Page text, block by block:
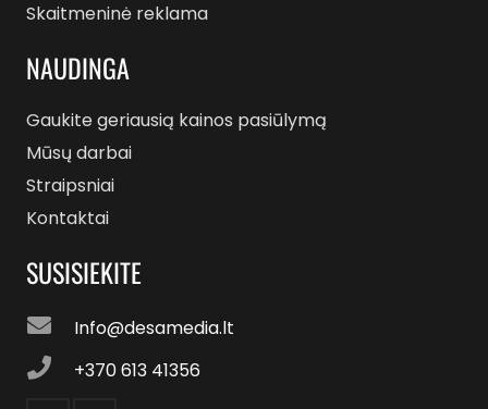
Skaitmeninė reklama
NAUDINGA
Gaukite geriausią kainos pasiūlymą
Mūsų darbai
Straipsniai
Kontaktai
SUSISIEKITE
Info@desamedia.lt
+370 613 41356‬